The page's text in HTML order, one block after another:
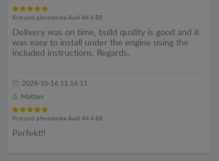
Kryt pod převodovka Audi A4 4 B8
Delivery was on time, build quality is good and it
was easy to install under the engine using the
included instructions. Regards.
2024-10-16 11:16:11
Mattias
Kryt pod převodovka Audi A4 4 B8
Perfekt!!